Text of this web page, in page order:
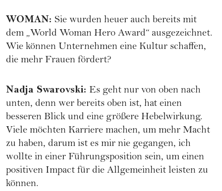
WOMAN: Sie wurden heuer auch bereits mit
dem „World Woman Hero Award“ ausgezeichnet.
Wie können Unternehmen eine Kultur schaffen,
die mehr Frauen fördert?
Nadja Swarovski: Es geht nur von oben nach
unten, denn wer bereits oben ist, hat einen
besseren Blick und eine größere Hebelwirkung.
Viele möchten Karriere machen, um mehr Macht
zu haben, darum ist es mir nie gegangen, ich
wollte in einer Führungsposition sein, um einen
positiven Impact für die Allgemeinheit leisten zu
können.